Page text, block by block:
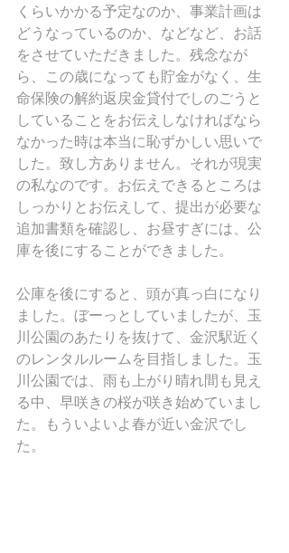
くらいかかる予定なのか、事業計画は
どうなっているのか、などなど、お話
をさせていただきました。残念なが
ら、この歳になっても貯金がなく、生
命保険の解約返戻金貸付でしのごうと
していることをお伝えしなければなら
なかった時は本当に恥ずかしい思いで
した。致し方ありません。それが現実
の私なのです。お伝えできるところは
しっかりとお伝えして、提出が必要な
追加書類を確認し、お昼すぎには、公
庫を後にすることができました。
公庫を後にすると、頭が真っ白になり
ました。ぼーっとしていましたが、玉
川公園のあたりを抜けて、金沢駅近く
のレンタルルームを目指しました。玉
川公園では、雨も上がり晴れ間も見え
る中、早咲きの桜が咲き始めていまし
た。もういよいよ春が近い金沢でし
た。